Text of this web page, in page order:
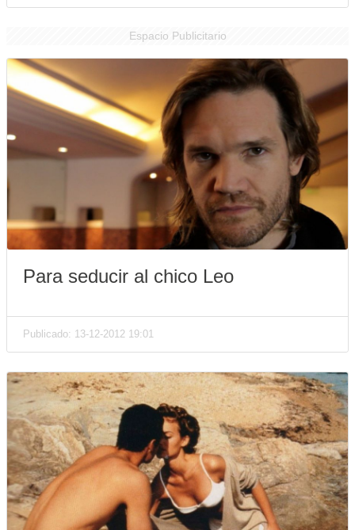
Espacio Publicitario
Para seducir al chico Leo
Publicado: 13-12-2012 19:01